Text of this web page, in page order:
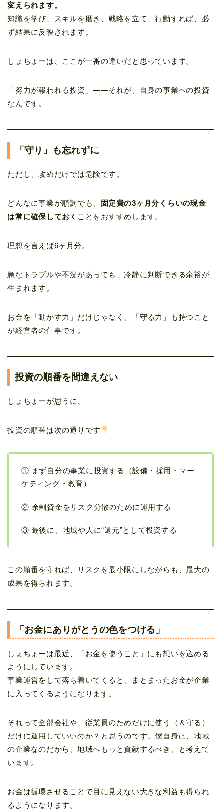
変えられます。
知識を学び、スキルを磨き、戦略を立て、行動すれば、必
ず結果に反映されます。
しょちょーは、ここが一番の違いだと思っています。
「努力が報われる投資」――それが、自身の事業への投資
なんです。
「守り」も忘れずに
ただし、攻めだけでは危険です。
どんなに事業が順調でも、
固定費の3ヶ月分くらいの現金
は常に確保しておく ことをおすすめします。
理想を言えば6ヶ月分。
急なトラブルや不況があっても、冷静に判断できる余裕が
生まれます。
お金を「動かす力」だけじゃなく、「守る力」も持つこと
が経営者の仕事です。
投資の順番を間違えない
しょちょーが思うに、
投資の順番は次の通りです
① まず自分の事業に投資する（設備・採用・マー
ケティング・教育）
② 余剰資金をリスク分散のために運用する
③ 最後に、地域や人に“還元”として投資する
この順番を守れば、リスクを最小限にしながらも、最大の
成果を得られます。
「お金にありがとうの色をつける」
しょちょーは最近、「お金を使うこと」にも想いを込める
ようにしています。
事業運営をして落ち着いてくると、まとまったお金が企業
に入ってくるようになります。
それって全部会社や、従業員のためだけに使う（＆守る）
だけに運用していいのか？と思うのです。僕自身は、地域
の企業なのだから、地域へもっと貢献するべき、と考えて
います。
お金は循環させることで目に見えない大きな利益も得られ
るようになります。